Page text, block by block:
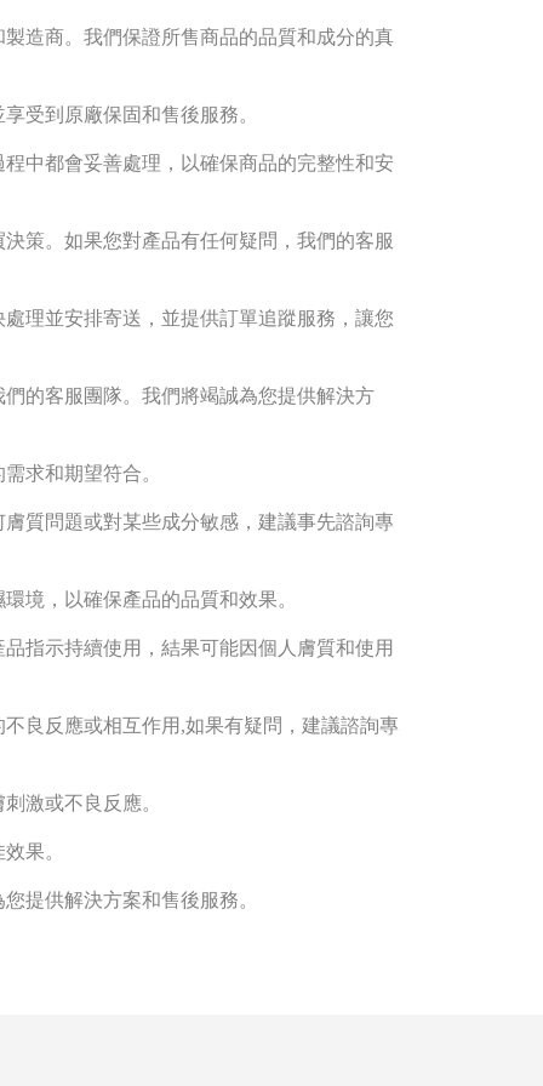
造商。我們保證所售商品的品質和成分的真
受到原廠保固和售後服務。
中都會妥善處理，以確保商品的完整性和安
策。如果您對產品有任何疑問，我們的客服
理並安排寄送，並提供訂單追蹤服務，讓您
的客服團隊。我們將竭誠為您提供解決方
求和期望符合。
質問題或對某些成分敏感，建議事先諮詢專
境，以確保產品的品質和效果。
指示持續使用，結果可能因個人膚質和使用
良反應或相互作用,如果有疑問，建議諮詢專
激或不良反應。
果。
提供解決方案和售後服務。